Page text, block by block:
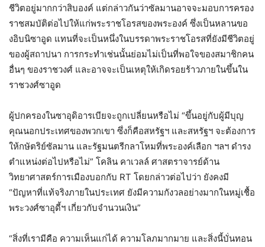
ชีวิตอยู่มากกว่าสิบองค์ แต่กล่าวกันว่าซัลมานอาจจะมอบการครอง
ราชสมบัติต่อไปให้แก่พระราชโอรสของพระองค์ ซึ่งเป็นหลานขอ
งอิบนิซาอูด แทนที่จะเป็นหนึ่งในบรรดาพระราชโอรสที่ยังมีชีวิตอยู่
ของผู้สถาปนา การกระทำเช่นนั้นย่อมไม่เป็นที่พอใจของสมาชิกคน
อื่นๆ ของราชวงศ์ และอาจจะเป็นเหตุให้เกิดรอยร้าวภายในขึ้นใน
ราชวงศ์ซาอูด
ผู้ปกครองในซาอุดิอารเบียจะถูกเปลี่ยนหรือไม่ “ขึ้นอยู่กับผู้มีบุญ
คุณนอกประเทศของพวกเขา ซึ่งก็คือสหรัฐฯ และสหรัฐฯ จะต้องการ
ให้กษัตริย์ซัลมาน และรัฐมนตรีกลาโหมที่พระองค์เลือก ฯลฯ ดำรง
ตำแหน่งต่อไปหรือไม่” โคลิน คาเวลล์ ศาสตราจารย์ด้าน
วิทยาศาสตร์การเมืองบอกกับ RT โดยกล่าวต่อไปว่า ยังคงมี
“ปัญหาที่แท้จริงภายในประเทศ ยังมีความกังวลอย่างมากในหมู่เชื้อ
พระวงศ์ซาอุดี้ฯ เกี่ยวกับจำนวนเงิน”
“สิ่งที่เรามีคือ ความเห็นแก่ได้ ความโลภมากมาย และสิ่งนี้บั่นทอน